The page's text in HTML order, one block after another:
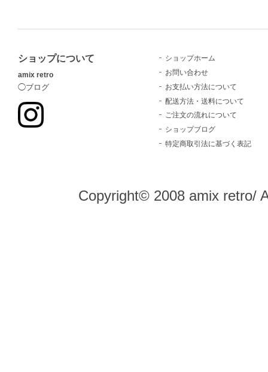
ショップについて
amix retro
◯ブログ
ショップホーム
お問い合わせ
お支払い方法について
配送方法・送料について
ご注文の流れについて
ショップブログ
特定商取引法に基づく表記
Copyright© 2008 amix retro/